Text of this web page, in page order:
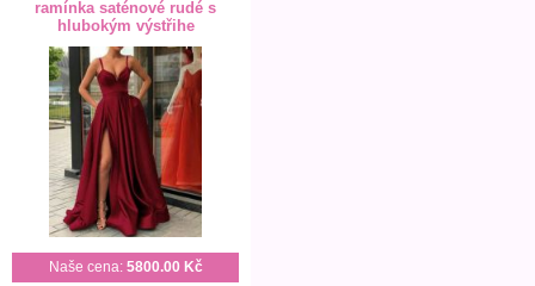
ramínka saténové rudé s
hlubokým výstřihe
Naše cena: 5800.00 Kč